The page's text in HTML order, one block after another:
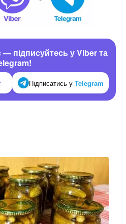
підписуйтесь у Viber та
Підписатись у Telegram